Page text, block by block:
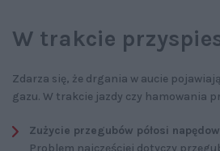
W trakcie
Zdarza się, że drgania w aucie
gazu. W trakcie jazdy czy hamowania
Zużycie przegubów półosi
Problem najczęściej dotyczy